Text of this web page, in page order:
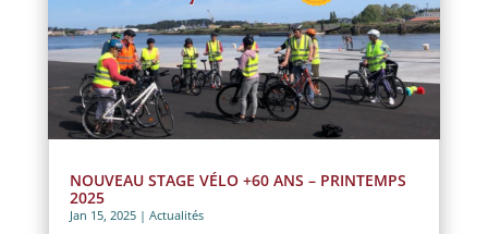
NOUVEAU STAGE VÉLO +60 ANS – PRINTEMPS
2025
Jan 15, 2025| Actualités